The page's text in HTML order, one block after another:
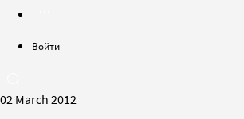
Войти
02 March 2012